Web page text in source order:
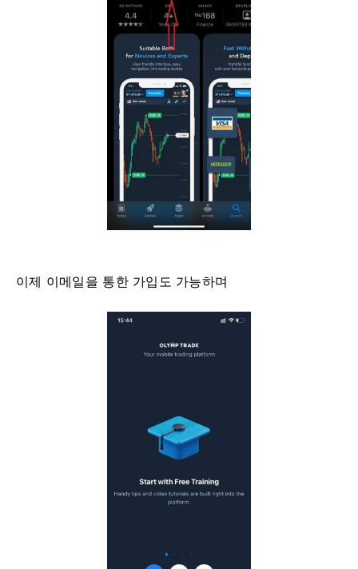
이제 이메일을 통한 가입도 가능하며